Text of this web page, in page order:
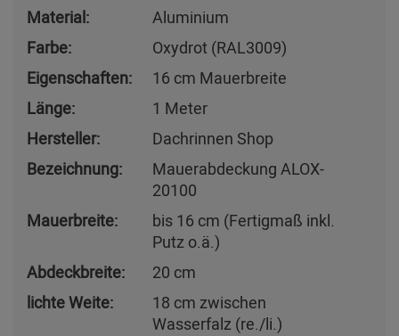
Material:
Aluminium
Farbe:
Oxydrot (RAL3009)
Eigenschaften:
16 cm Mauerbreite
Länge:
1 Meter
Hersteller:
Dachrinnen Shop
Bezeichnung:
Mauerabdeckung ALOX-
20100
Mauerbreite:
bis 16 cm (Fertigmaß inkl.
Putz o.ä.)
Abdeckbreite:
20 cm
lichte Weite:
18 cm zwischen
Wasserfalz (re./li.)